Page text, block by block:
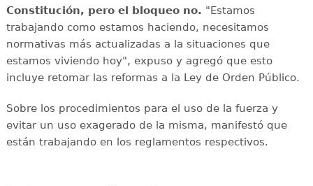
Constitución, pero el bloqueo no. "Estamos
trabajando como estamos haciendo, necesitamos
normativas más actualizadas a la situaciones que
estamos viviendo hoy", expuso y agregó que esto
incluye retomar las reformas a la Ley de Orden Público.
Sobre los procedimientos para el uso de la fuerza y
evitar un uso exagerado de la misma, manifestó que
están trabajando en los reglamentos respectivos.